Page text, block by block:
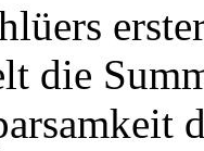
die